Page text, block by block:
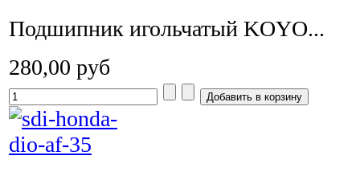
Подшипник игольчатый KOYO...
280,00 руб